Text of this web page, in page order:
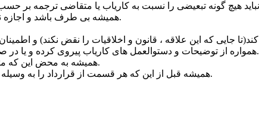
همیشه بی طرف باشد و اجازه ندهد تا اعتقادات و نظرات خود بر روی ترجمه ای که پذیرفته تاثیر بگذارد.
همواره از توضیحات و دستوالعمل های کاریاب پیروی کرده و یا در صورت مخالفت با آن ها ، به طور واضح دلایل و چرایی آن را مشخص کنند.
همیشه به محض این که متوجه شدند که قادر به انجام تعهدات نیستند به کاریاب اطلاع رسانی کنند.
همیشه قبل از این که هر قسمت از قرارداد را به وسیله ی یک قرارداد فرعی به دیگری محول کنند ، کاریاب را در جریان بگذارند.